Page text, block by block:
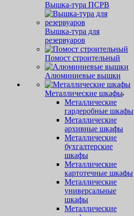
Вышка-тура ПСРВ
Вышка-тура для
резервуаров
Помост строительный
Алюминиевые вышки
Металлические шкафы
Металлические
гардеробные шкафы
Металлические
архивные шкафы
Металлические
бухгалтерские
шкафы
Металлические
картотечные шкафы
Металлические
универсальные
шкафы
Металлические